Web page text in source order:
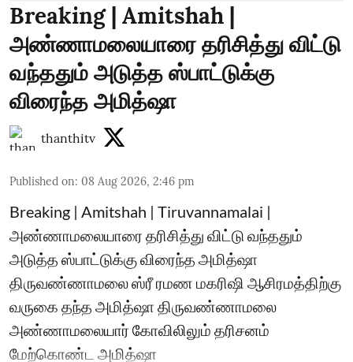
Breaking | Amitshah |
அண்ணாமலையாரை தரிசித்து விட்டு
வந்ததும் அடுத்த ஸ்பாட்டுக்கு
விரைந்த அமித்ஷா
thanthitv
Published on: 08 Aug 2026, 2:46 pm
Breaking | Amitshah | Tiruvannamalai |
அண்ணாமலையாரை தரிசித்து விட்டு வந்ததும்
அடுத்த ஸ்பாட்டுக்கு விரைந்த அமித்ஷா
திருவண்ணாமலை ஸ்ரீ ரமண மகரிஷி ஆசிரமத்திற்கு
வருகை தந்த அமித்ஷா திருவண்ணாமலை
அண்ணாமலையார் கோவிலிலும் தரிசனம்
மேற்கொண்ட அமித்ஷா